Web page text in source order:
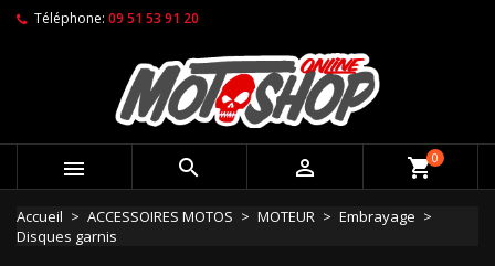
Téléphone: 09 51 53 91 20
   shopping_cart0
Accueil ACCESSOIRES MOTOS MOTEUR
Embrayage
Disques garnis